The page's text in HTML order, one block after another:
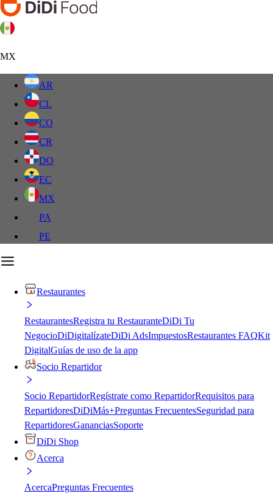
MX
AR
CL
CO
CR
DO
EC
MX
PA
PE
Restaurantes
RestaurantesRegistra tu RestauranteDiDi Tu
NegocioDiDigitalízateDiDi AdsImpuestosRestaurantes FAQKit
DigitalGuías de uso de la app
Socio Repartidor
Socio RepartidorRegístrate como RepartidorRequisitos para
RepartidoresDiDiMás+Preguntas FrecuentesSeguridad para
RepartidoresGananciasSoporte
DiDi Shop
Acerca
AcercaPreguntas Frecuentes